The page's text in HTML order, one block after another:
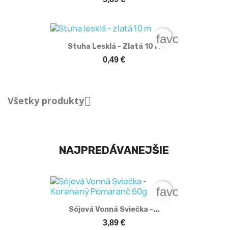
Stuha Lesklá - Zlatá 10 M
0,49 €
Všetky produkty
NAJPREDÁVANEJŠIE
Sójová Vonná Sviečka -...
3,89 €